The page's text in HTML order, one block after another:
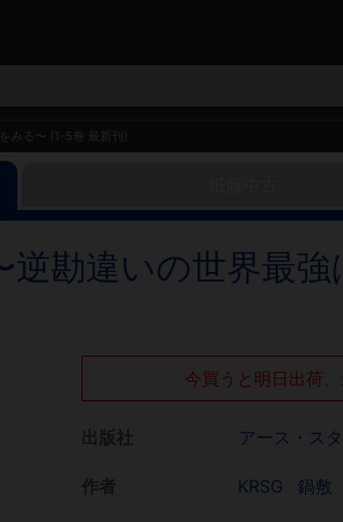
みる〜 (1-5巻 最新刊)
勘違いの世界最強
今買うと明日出荷
アース・ス
KRSG 鍋敷